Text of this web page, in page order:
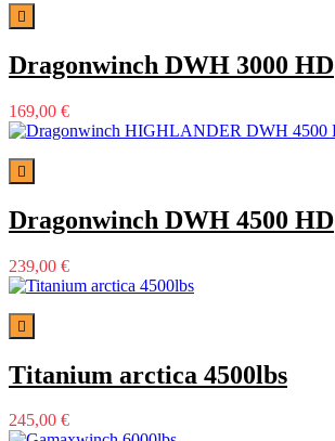

Dragonwinch DWH 3000 HD
169,00 €

Dragonwinch DWH 4500 HD
239,00 €

Titanium arctica 4500lbs
245,00 €